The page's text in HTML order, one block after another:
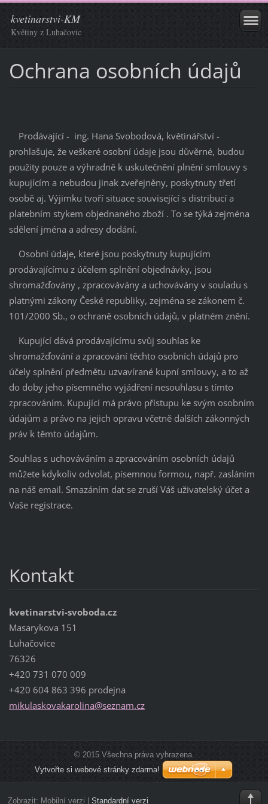
kvetinarstvi-KM
Květiny z Luhačovic
Ochrana osobních údajů
Prodávající - ing. Hana Svobodová, květinářství -
prohlašuje, že veškeré osobní údaje jsou důvěrné, budou
použity pouze a výhradně k uskutečnění plnění smlouvy s
kupujícím a nebudou jinak zveřejněny, poskytnuty třetí
osobě aj. Výjimku tvoří situace související s distribucí a
platebním stykem objednaného zboží . To se týká zejména
sdělení jména a adresy dodání.
Osobní údaje, které jsou poskytnuty kupujícím
prodávajícímu z účelem splnění objednávky, jsou
shromažďovány , zpracovávány a uchovávány v souladu s
platnými zákony České republiky, zejména se zákonem č.
101/2000 Sb., o ochraně osobních údajů, v platném znění.
Kupující dává prodávajícímu svůj souhlas ke
shromažďování a zpracování těchto osobních údajů pro
účely splnění předmětu uzvavírané kupní smlouvy, a to až
do doby jeho písemného vyjádření nesouhlasu s tímto
zpracováním. Kupující má právo přístupu ke svým osobním
údajům a právo na jejich opravu včetně dalších zákonných
práv k těmto údajům.
Souhlas s uchováváním a zpracováním osobních údajů
můžete kdykoliv odvolat, písemnou formou, např. zasláním
na náš email. Smazáním dat se zruší Váš uživatelský účet a
Vaše registrace.
Kontakt
kvetinarstvi-svoboda.cz
Masarykova 151
Luhačovice
76326
+420 731 070 009
+420 604 863 396 prodejna
mikulaskovakarolina@seznam.cz
© 2015 Všechna práva vyhrazena.
Vytvořte si webové stránky zdarma!
Zobrazit: Mobilní verzi Standardní verzi